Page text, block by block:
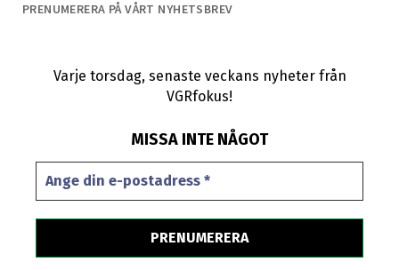
PRENUMERERA PÅ VÅRT NYHETSBREV
Varje torsdag, senaste veckans nyheter från
VGRfokus!
MISSA INTE NÅGOT